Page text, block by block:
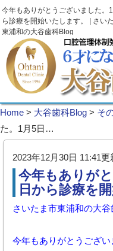
今年もありがとうございました。
ら診療を開始いたします。 | さい
東浦和の大谷歯科Blog
Home > 大谷歯科Blog > そ
た。1月5日…
2023年12月30日 11:41更
今年もありが
日から診療を
さいたま市東浦和の大谷
今年もありがとうござい